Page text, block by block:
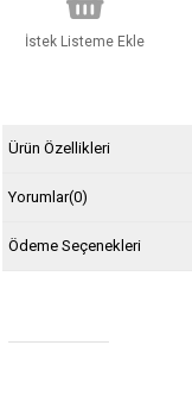
İstek Listeme Ekle
Ürün Özellikleri
Yorumlar(0)
Ödeme Seçenekleri